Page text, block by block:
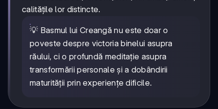
calitățile lor distincte.
💡 Basmul lui Creangă nu este doar o
poveste despre victoria binelui asupra
răului, ci o profundă meditație asupra
transformării personale și a dobândirii
maturității prin experiențe dificile.